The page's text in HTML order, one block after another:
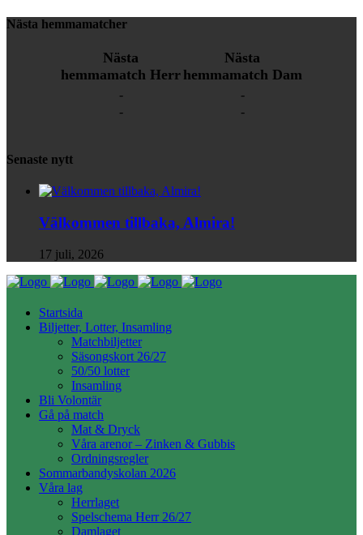
Nästa hemmamatcher
Nästa
hemmamatch Herr
-
-
Nästa
hemmamatch Dam
-
-
Senaste nytt
Välkommen tillbaka, Almira!
17 juli, 2026
Startsida
Biljetter, Lotter, Insamling
Matchbiljetter
Säsongskort 26/27
50/50 lotter
Insamling
Bli Volontär
Gå på match
Mat & Dryck
Våra arenor – Zinken & Gubbis
Ordningsregler
Sommarbandyskolan 2026
Våra lag
Herrlaget
Spelschema Herr 26/27
Damlaget